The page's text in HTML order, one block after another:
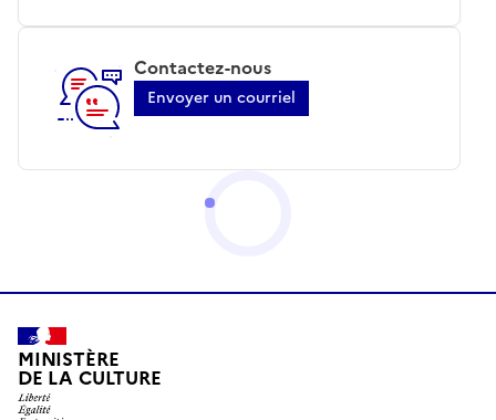
Contactez-nous
Envoyer un courriel
MINISTÈRE
DE LA CULTURE